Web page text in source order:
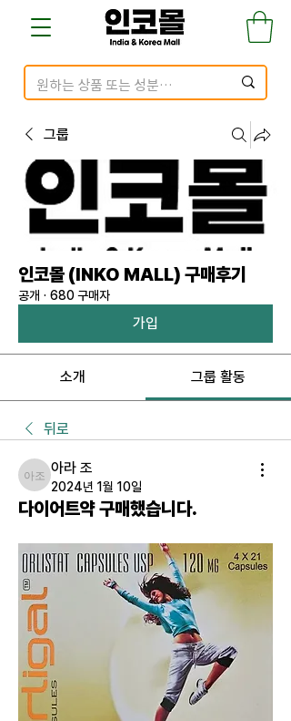
그룹
인코몰 (INKO MALL) 구매후기
공개 · 680 구매자
가입
소개 그룹 활동
뒤로
아라 조
아라 조
2024년 1월 10일
다이어트약 구매했습니다.